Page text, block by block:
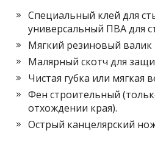
Специальный клей для
универсальный ПВА для
Мягкий резиновый
Малярный скотч для
Чистая губка или мягкая
Фен строительный
отхождении края).
Острый канцелярский